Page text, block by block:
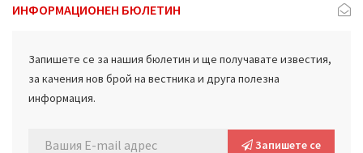
ИНФОРМАЦИОНЕН БЮЛЕТИН
Запишете се за нашия бюлетин и ще получавате известия,
за качения нов брой на вестника и друга полезна
информация.
Запишете се